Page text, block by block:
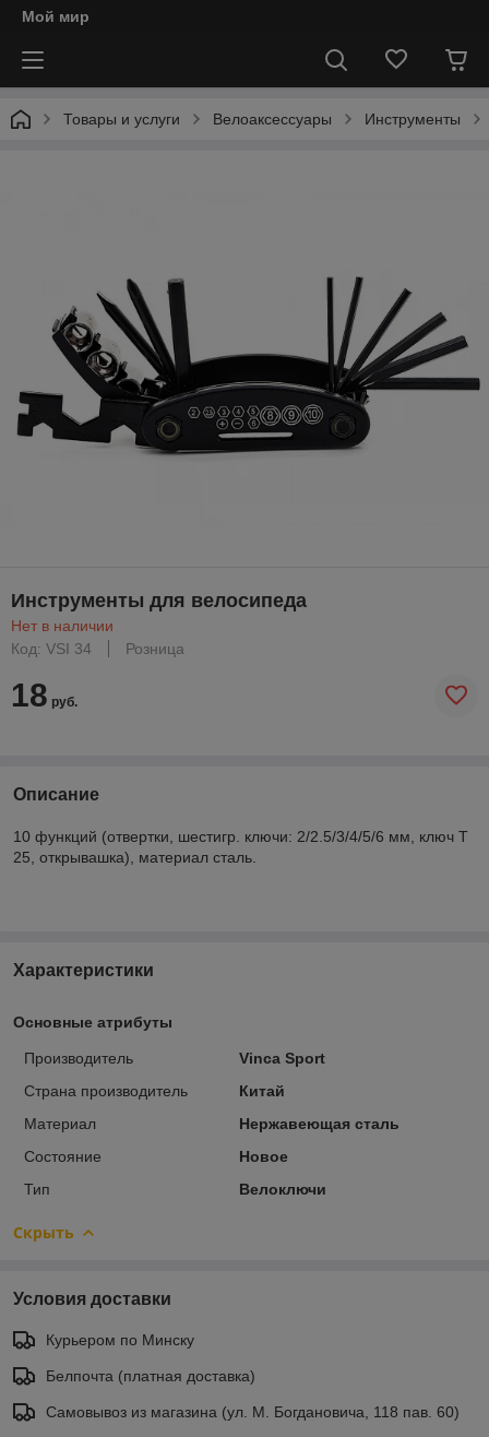
Мой мир
Товары и услуги Велоаксессуары Инструменты
Инструменты для велосипеда
Нет в наличии
Код: VSI 34
Розница
18 руб.
Описание
10 функций (отвертки, шестигр. ключи: 2/2.5/3/4/5/6 мм, ключ Т
25, открывашка), материал сталь.
Характеристики
Основные атрибуты
Производитель
Vinca Sport
Страна производитель
Китай
Материал
Нержавеющая сталь
Состояние
Новое
Тип
Велоключи
Скрыть
Условия доставки
Курьером по Минску
Белпочта (платная доставка)
Самовывоз из магазина (ул. М. Богдановича, 118 пав. 60)